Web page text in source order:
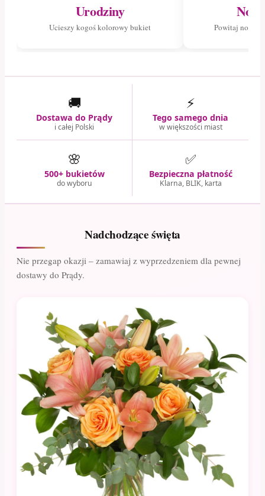
Urodziny
Ucieszy kogoś kolorowy bukiet Powitaj
🚚
Dostawa do Prądy
i całej Polski
⚡
Tego samego dnia
w większości miast
🌸
500+ bukietów
do wyboru
✅
Bezpieczna płatność
Klarna, BLIK, karta
Nadchodzące święta
Nie przegap okazji – zamawiaj z wyprzedzeniem dla pewnej
dostawy do Prądy.